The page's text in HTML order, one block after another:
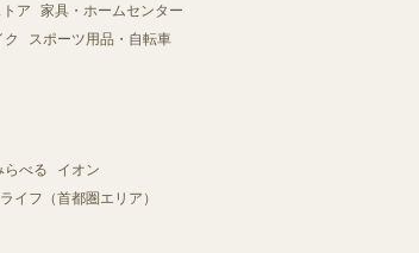
トア
家具・ホームセンター
ク
スポーツ用品・自転車
らべる
イオン
ライフ（首都圏エリア）